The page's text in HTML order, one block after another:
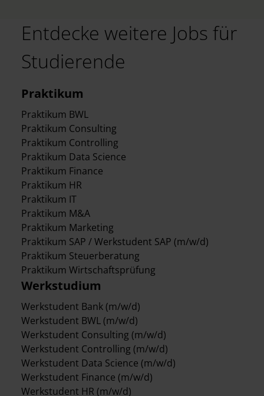
Entdecke weitere Jobs für
Studierende
Praktikum
Praktikum BWL
Praktikum Consulting
Praktikum Controlling
Praktikum Data Science
Praktikum Finance
Praktikum HR
Praktikum IT
Praktikum M&A
Praktikum Marketing
Praktikum SAP / Werkstudent SAP (m/w/d)
Praktikum Steuerberatung
Praktikum Wirtschaftsprüfung
Werkstudium
Werkstudent Bank (m/w/d)
Werkstudent BWL (m/w/d)
Werkstudent Consulting (m/w/d)
Werkstudent Controlling (m/w/d)
Werkstudent Data Science (m/w/d)
Werkstudent Finance (m/w/d)
Werkstudent HR (m/w/d)